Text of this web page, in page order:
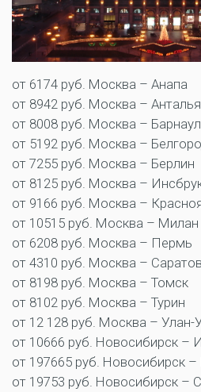
от 6174 руб. Москва – Анапа
от 8942 руб. Москва – Анталья
от 8008 руб. Москва – Барнаул
от 5192 руб. Москва –
от 7255 руб. Москва – Берлин
от 8125 руб. Москва –
от 9166 руб. Москва –
от 10515 руб. Москва – Милан
от 6208 руб. Москва – Пермь
от 4310 руб. Москва – Саратов
от 8198 руб. Москва – Томск
от 8102 руб. Москва – Турин
от 12 128 руб. Москва – Улан-
от 10666 руб. Новосибирск –
от 197665 руб. Новосибирск –
от 19753 руб. Новосибирск –